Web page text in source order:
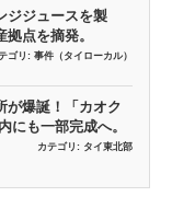
ジジュースを製
拠点を摘発。
ゴリ: 事件（タイローカル）
が爆誕！「カオク
にも一部完成へ。
カテゴリ: タイ東北部